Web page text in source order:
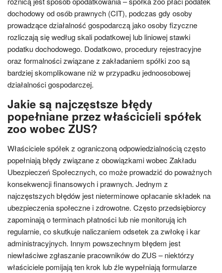
dochodowy od osób prawnych (CIT), podczas gdy osoby
prowadzące działalność gospodarczą jako osoby fizyczne
rozliczają się według skali podatkowej lub liniowej stawki
podatku dochodowego. Dodatkowo, procedury rejestracyjne
oraz formalności związane z zakładaniem spółki zoo są
bardziej skomplikowane niż w przypadku jednoosobowej
działalności gospodarczej.
Jakie są najczęstsze błędy
popełniane przez właścicieli spółek
zoo wobec ZUS?
Właściciele spółek z ograniczoną odpowiedzialnością często
popełniają błędy związane z obowiązkami wobec Zakładu
Ubezpieczeń Społecznych, co może prowadzić do poważnych
konsekwencji finansowych i prawnych. Jednym z
najczęstszych błędów jest nieterminowe opłacanie składek na
ubezpieczenia społeczne i zdrowotne. Często przedsiębiorcy
zapominają o terminach płatności lub nie monitorują ich
regularnie, co skutkuje naliczaniem odsetek za zwłokę i kar
administracyjnych. Innym powszechnym błędem jest
niewłaściwe zgłaszanie pracowników do ZUS – niektórzy
właściciele pomijają ten krok lub źle wypełniają formularze